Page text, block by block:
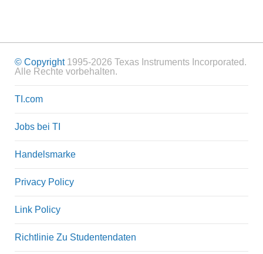
© Copyright1995-2026 Texas Instruments Incorporated.
Alle Rechte vorbehalten.
TI.com
Jobs bei TI
Handelsmarke
Privacy Policy
Link Policy
Richtlinie Zu Studentendaten